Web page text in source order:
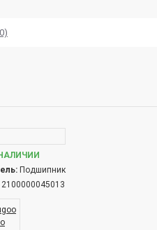
Подшипник
2100000045013